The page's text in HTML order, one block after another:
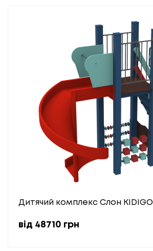
Дитячий комплекс Слон KIDIGO
від 48710 грн